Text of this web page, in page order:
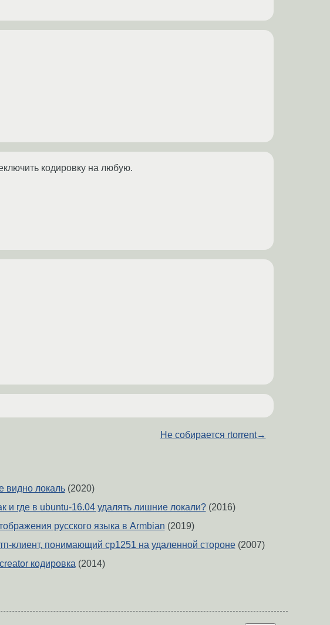
кодировку на любую.
Не собирается rtorrent→
видно локаль(2020)
и где в ubuntu-16.04 удалять лишние локали?(2016)
русского языка в Armbian (2019)
клиент, понимающий cp1251 на удаленной стороне(2007)
кодировка(2014)